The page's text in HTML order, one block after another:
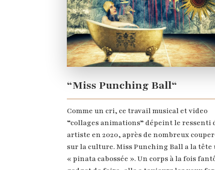
“Miss Punching Ball“
Comme un cri, ce travail musical et video
“collages animations” dépeint le ressenti
artiste en 2020, après de nombreux
sur la culture. Miss Punching Ball a la tête
« pinata cabossée ». Un corps à la fois